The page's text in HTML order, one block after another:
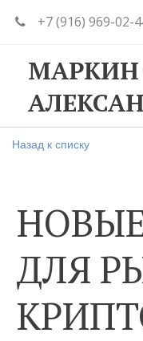
+7 (916) 969-02-
МАРКИН
Назад к списку
ДЛЯ